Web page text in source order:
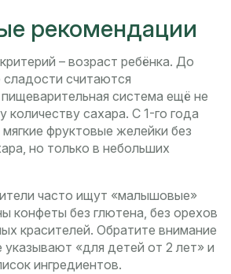
рекомендации
– возраст ребёнка. До
считаются
система ещё не
количеству сахара. С 1-го года
фруктовые желейки без
но только в небольших
часто ищут «малышовые»
конфеты без глютена, без орехов
красителей. Обратите внимание
указывают «для детей от 2 лет» и
ингредиентов.